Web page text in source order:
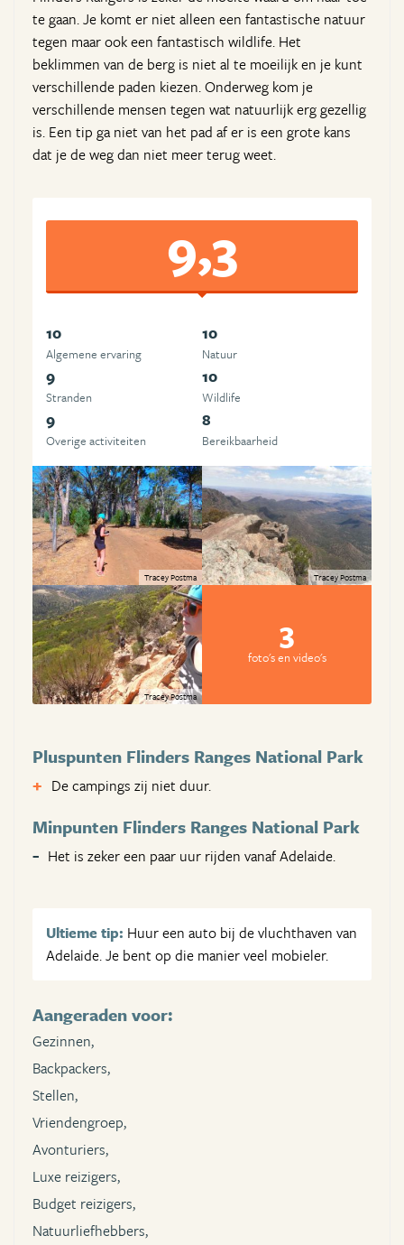
te gaan. Je komt er niet alleen een fantastische natuur
tegen maar ook een fantastisch wildlife. Het
beklimmen van de berg is niet al te moeilijk en je kunt
verschillende paden kiezen. Onderweg kom je
verschillende mensen tegen wat natuurlijk erg gezellig
is. Een tip ga niet van het pad af er is een grote kans
dat je de weg dan niet meer terug weet.
9,3
10
Algemene ervaring
10
Natuur
9
Stranden
10
Wildlife
9
Overige activiteiten
8
Bereikbaarheid
Tracey Postma Tracey Postma
Tracey Postma
3
foto's en video's
Pluspunten Flinders Ranges National Park
De campings zij niet duur.
Minpunten Flinders Ranges National Park
Het is zeker een paar uur rijden vanaf Adelaide.
Ultieme tip: Huur een auto bij de vluchthaven van
Adelaide. Je bent op die manier veel mobieler.
Aangeraden voor:
Gezinnen,
Backpackers,
Stellen,
Vriendengroep,
Avonturiers,
Luxe reizigers,
Budget reizigers,
Natuurliefhebbers,